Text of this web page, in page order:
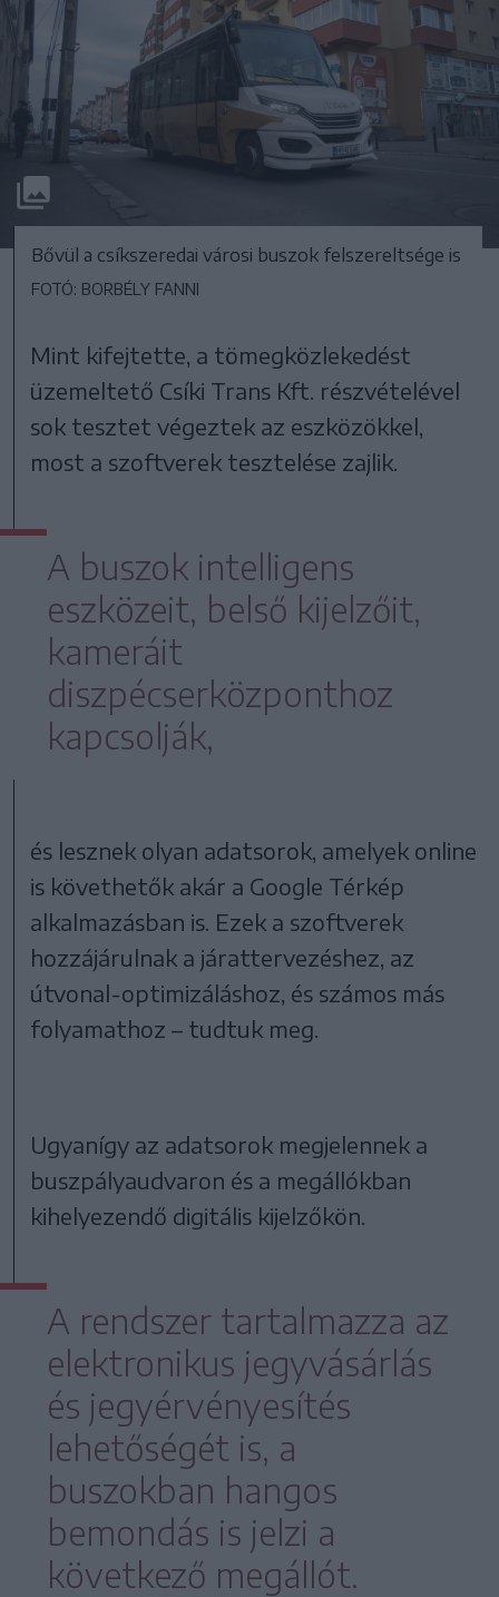
Bővül a csíkszeredai városi buszok felszereltsége is
FOTÓ: BORBÉLY FANNI
Mint kifejtette, a tömegközlekedést
üzemeltető Csíki Trans Kft. részvételével
sok tesztet végeztek az eszközökkel,
most a szoftverek tesztelése zajlik.
A buszok intelligens
eszközeit, belső kijelzőit,
kameráit
diszpécserközponthoz
kapcsolják,
és lesznek olyan adatsorok, amelyek online
is követhetők akár a Google Térkép
alkalmazásban is. Ezek a szoftverek
hozzájárulnak a járattervezéshez, az
útvonal-optimizáláshoz, és számos más
folyamathoz – tudtuk meg.
Ugyanígy az adatsorok megjelennek a
buszpályaudvaron és a megállókban
kihelyezendő digitális kijelzőkön.
A rendszer tartalmazza az
elektronikus jegyvásárlás
és jegyérvényesítés
lehetőségét is, a
buszokban hangos
bemondás is jelzi a
következő megállót.